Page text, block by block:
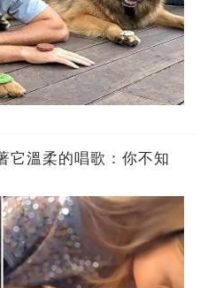
它溫柔的唱歌：你不知